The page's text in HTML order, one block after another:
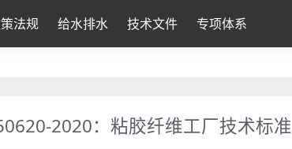
法规 给水排水 技术文件 专项体系
2020：粘胶纤维工厂技术标准